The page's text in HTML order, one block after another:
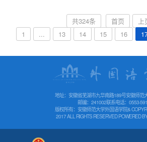
共324条 首页
1
... 13 14 15 16
地址：安徽省芜湖市九华南路189号安徽师范
邮编：241002联系电话：0553-
版权所有：安徽师范大学外国语学院&
2017 ALL RIGHTS RESERVED POWERED